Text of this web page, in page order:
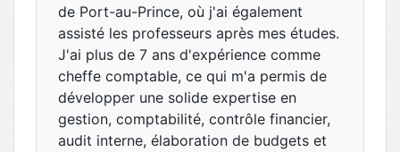
de Port-au-Prince, où j'ai également
assisté les professeurs après mes études.
J'ai plus de 7 ans d'expérience comme
cheffe comptable, ce qui m'a permis de
développer une solide expertise en
gestion, comptabilité, contrôle financier,
audit interne, élaboration de budgets et